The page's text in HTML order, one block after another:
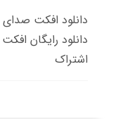
دانلود افکت صدای
دانلود رایگان
اشتراک